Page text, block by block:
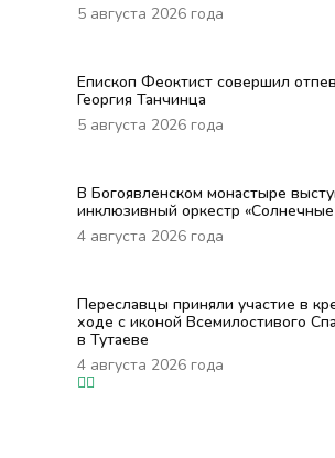
5 августа 2026 года
Епископ Феоктист совершил
Георгия Танчинца
5 августа 2026 года
В Богоявленском монастыре
инклюзивный оркестр «Солнечные
4 августа 2026 года
Переславцы приняли участие в
ходе с иконой Всемилостивого
в Тутаеве
4 августа 2026 года